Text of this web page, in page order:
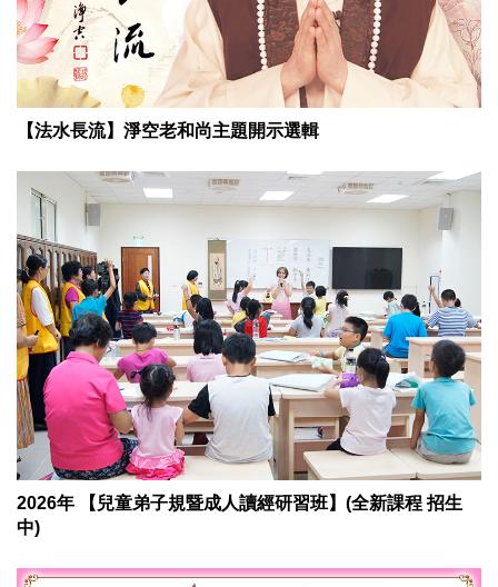
【法水長流】淨空老和尚主題開示選輯
2026年 【兒童弟子規暨成人讀經研習班】(全新課程 招生
中)